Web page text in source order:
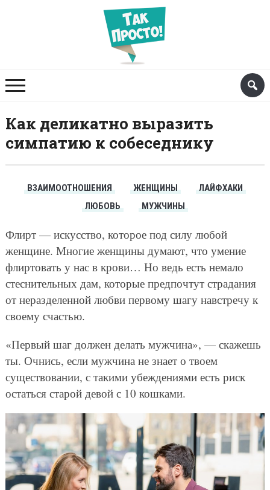
Как деликатно выразить
симпатию к собеседнику
ВЗАИМООТНОШЕНИЯ ЖЕНЩИНЫ
ЛАЙФХАКИ
ЛЮБОВЬ
МУЖЧИНЫ
Флирт — искусство, которое под силу любой
женщине. Многие женщины думают, что умение
флиртовать у нас в крови… Но ведь есть немало
стеснительных дам, которые предпочтут страдания
от неразделенной любви первому шагу навстречу к
своему счастью.
«Первый шаг должен делать мужчина», — скажешь
ты. Очнись, если мужчина не знает о твоем
существовании, с такими убеждениями есть риск
остаться старой девой с 10 кошками.